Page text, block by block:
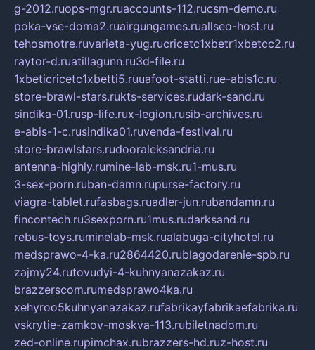
g-2012.ruops-mgr.ruaccounts-112.rucsm-demo.ru
poka-vse-doma2.ruairgungames.ruallseo-host.ru
tehosmotre.ruvarieta-yug.rucricetc1xbetr1xbetcc2.ru
raytor-d.ruatillagunn.ru3d-file.ru
1xbeticricetc1xbetti5.ruuafoot-statti.rue-abis1c.ru
store-brawl-stars.rukts-services.rudark-sand.ru
sindika-01.rusp-life.rux-legion.rusib-archives.ru
e-abis-1-c.rusindika01.ruvenda-festival.ru
store-brawlstars.rudooraleksandria.ru
antenna-highly.rumine-lab-msk.ru1-mus.ru
3-sex-porn.ruban-damn.rupurse-factory.ru
viagra-tablet.rufasbags.ruadler-jun.rubandamn.ru
fincontech.ru3sexporn.ru1mus.rudarksand.ru
rebus-toys.ruminelab-msk.rualabuga-cityhotel.ru
medsprawo-4-ka.ru2864420.rublagodarenie-spb.ru
zajmy24.rutovudyi-4-kuhnyanazakaz.ru
brazzerscom.rumedsprawo4ka.ru
xehyroo5kuhnyanazakaz.rufabrikayfabrikaefabrika.ru
vskrytie-zamkov-moskva-113.rubiletnadom.ru
zed-online.rupimchax.rubrazzers-hd.ruz-host.ru